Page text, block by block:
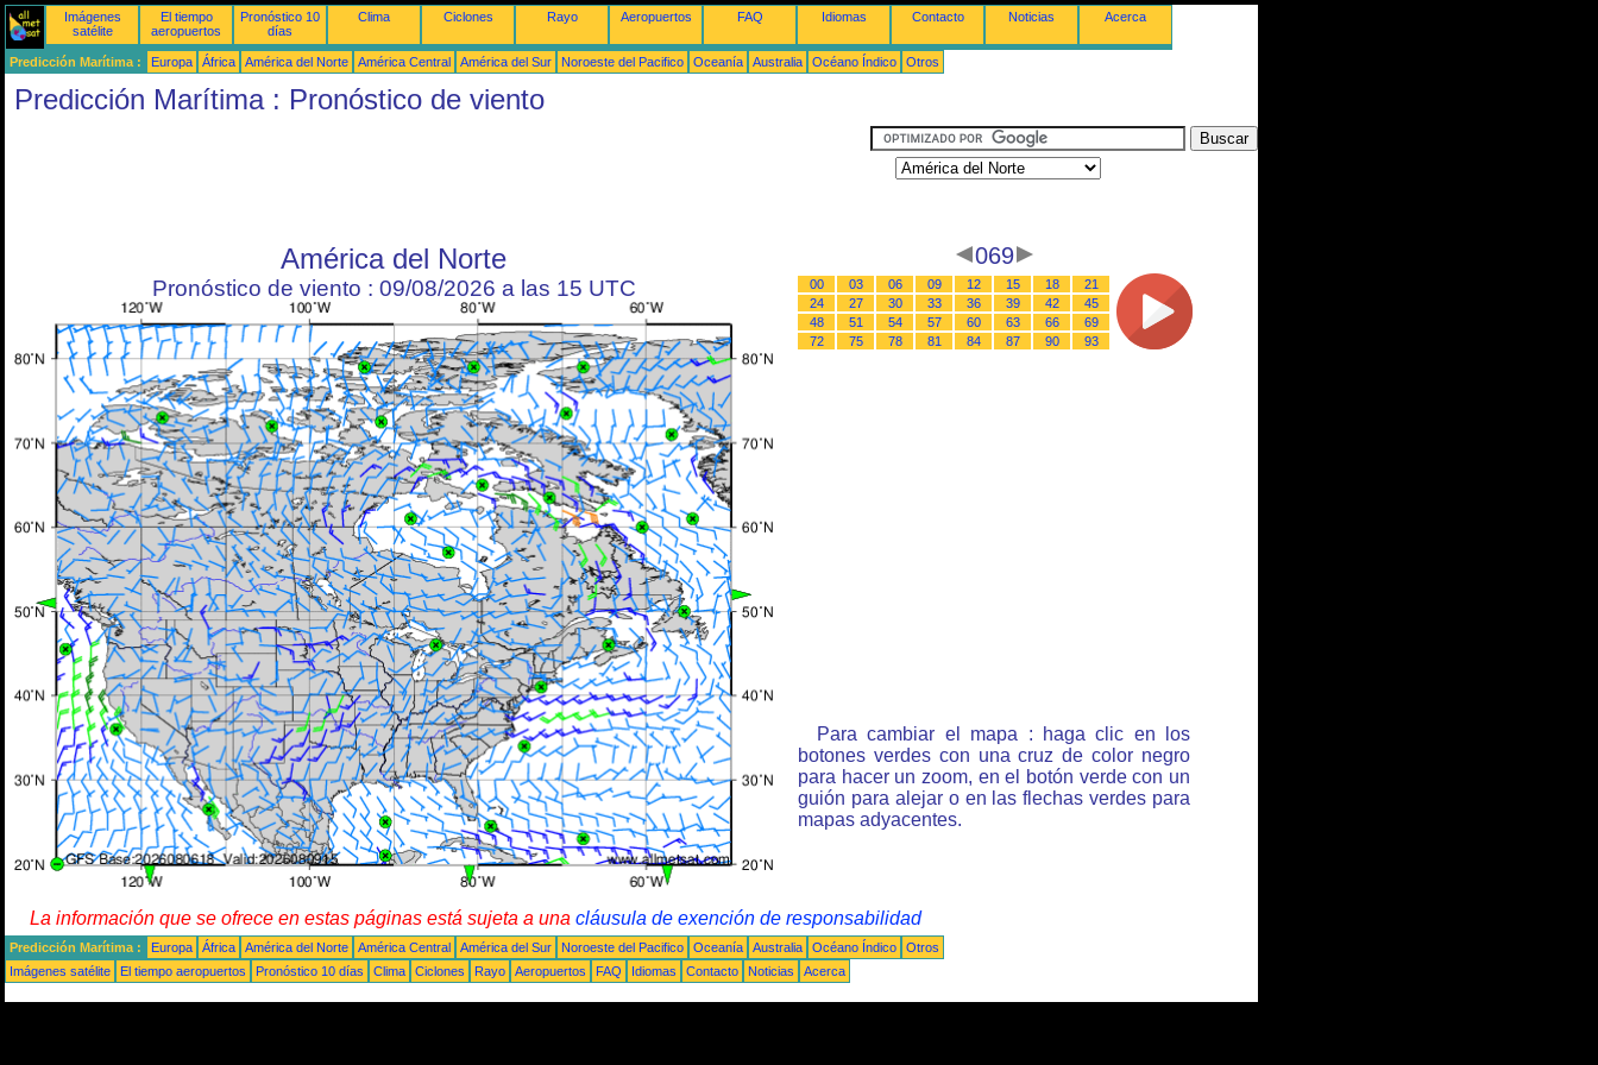
Imágenes
satélite
El tiempo
aeropuertos
Pronóstico 10
días
Clima Ciclones Rayo Aeropuertos FAQ Idiomas Contacto Noticias Acerca
Predicción Marítima : Europa África América del Norte América Central América del Sur Noroeste del Pacifico Oceanía Australia Océano Índico Otros
Predicción Marítima : Pronóstico de viento
América del Norte
Pronóstico de viento : 09/08/2026 a las 15 UTC
069
00 03 06 09 12 15 18
21
24
27 30 33 36 39 42
45
48
51 54 57 60 63 66
69
72
75 78 81 84 87 90 93
Para cambiar el mapa : haga clic en los
botones verdes con una cruz de color negro
para hacer un zoom, en el botón verde con un
guión para alejar o en las flechas verdes para
mapas adyacentes.
La información que se ofrece en estas páginas está sujeta a una cláusula de exención de responsabilidad
Predicción Marítima : Europa África América del Norte América Central América del Sur Noroeste del Pacifico Oceanía Australia Océano Índico
Otros
Imágenes satélite
El tiempo aeropuertos Pronóstico 10 días Clima Ciclones Rayo Aeropuertos FAQ Idiomas Contacto Noticias Acerca